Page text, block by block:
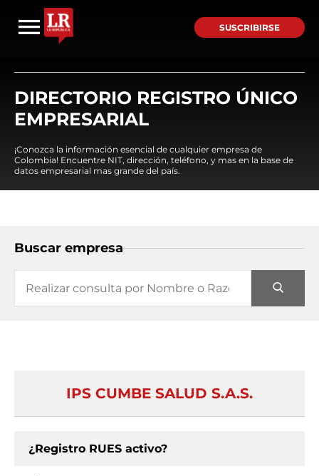
SUSCRIBIRSE
DIRECTORIO REGISTRO ÚNICO
EMPRESARIAL
¡Conozca la información esencial de cualquier empresa de
Colombia! Encuentre NIT, dirección, teléfono, y mas en la base de
datos empresarial mas grande del país.
Buscar empresa
IPS CUMBE SALUD S.A.S.
¿Registro RUES activo?